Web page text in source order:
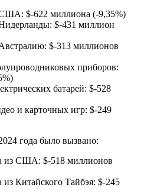
$-622 миллиона (-9,35%)
$-431 миллион
$-313 миллионов
приборов:
батарей: $-528
и карточных игр: $-249
года было вызвано:
из США: $-518 миллионов
Китайского Тайбэя: $-245